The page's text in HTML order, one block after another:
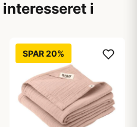
interesseret i
SPAR 20%